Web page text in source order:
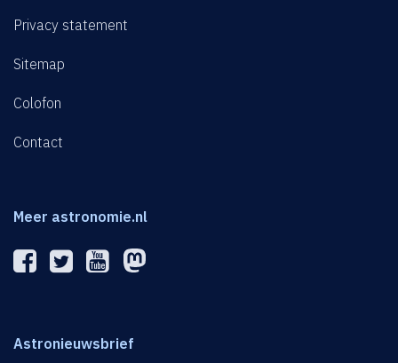
Privacy statement
Sitemap
Colofon
Contact
Meer astronomie.nl
Astronieuwsbrief